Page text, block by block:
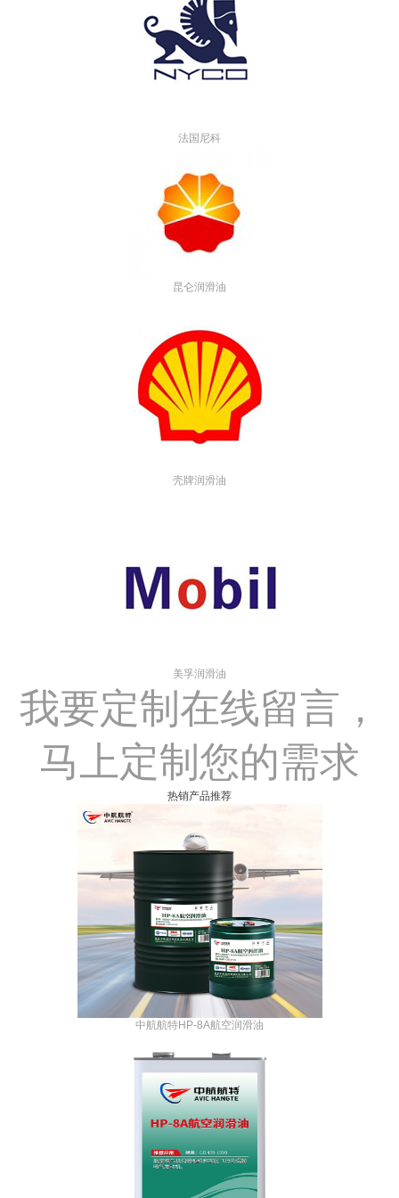
法国尼科
昆仑润滑油
壳牌润滑油
美孚润滑油
我要定制 在线留言，
马上定制您的需求
热销产品推荐
中航航特HP-8A航空润滑油